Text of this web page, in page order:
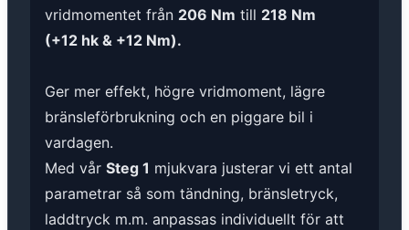
vridmomentet från 206 Nm till 218 Nm
(+12 hk & +12 Nm).
Ger mer effekt, högre vridmoment, lägre
bränsleförbrukning och en piggare bil i
vardagen.
Med vår Steg 1 mjukvara justerar vi ett antal
parametrar så som tändning, bränsletryck,
laddtryck m.m. anpassas individuellt för att